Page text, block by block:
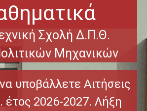
Σχολή Δ.Π.Θ.
Μηχανικών
υποβάλλετε Αιτήσεις
έτος 2026-2027. Λήξη